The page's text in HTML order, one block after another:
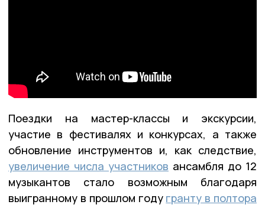
Поездки на мастер-классы и экскурсии,
участие в фестивалях и конкурсах, а также
обновление инструментов и, как следствие,
увеличение числа участников ансамбля до 12
музыкантов стало возможным благодаря
выигранному в прошлом году гранту в полтора